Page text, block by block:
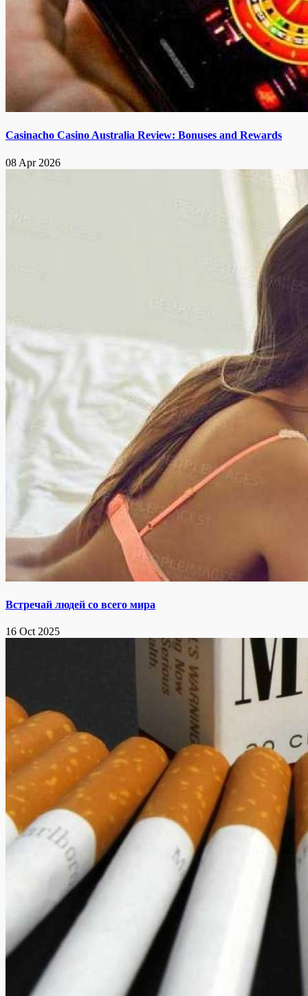
Casinacho Casino Australia Review: Bonuses and Rewards
08 Apr 2026
Встречай людей со всего мира
16 Oct 2025